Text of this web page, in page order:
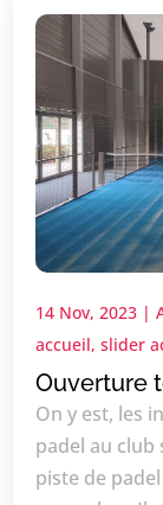
Ouverture
14 Nov, 2023 |
accueil,slider
On y est, les
padel au
piste de